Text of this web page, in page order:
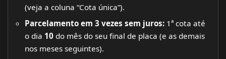
(veja a coluna “Cota única”).
Parcelamento em 3 vezes sem juros: 1ª cota até
o dia 10 do mês do seu final de placa (e as demais
nos meses seguintes).